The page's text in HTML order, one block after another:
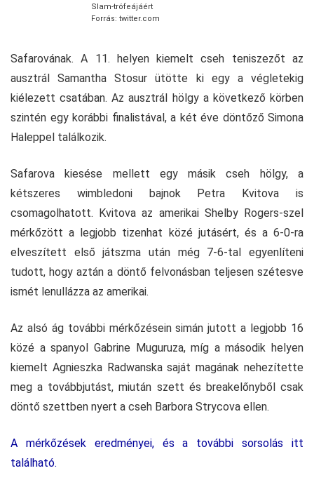
Slam-trófeájáért
Forrás: twitter.com
Safarovának. A 11. helyen kiemelt cseh teniszezőt az
ausztrál Samantha Stosur ütötte ki egy a végletekig
kiélezett csatában. Az ausztrál hölgy a következő körben
szintén egy korábbi finalistával, a két éve döntőző Simona
Haleppel találkozik.
Safarova kiesése mellett egy másik cseh hölgy, a
kétszeres wimbledoni bajnok Petra Kvitova is
csomagolhatott. Kvitova az amerikai Shelby Rogers-szel
mérkőzött a legjobb tizenhat közé jutásért, és a 6-0-ra
elveszített első játszma után még 7-6-tal egyenlíteni
tudott, hogy aztán a döntő felvonásban teljesen szétesve
ismét lenullázza az amerikai.
Az alsó ág további mérkőzésein simán jutott a legjobb 16
közé a spanyol Gabrine Muguruza, míg a második helyen
kiemelt Agnieszka Radwanska saját magának nehezítette
meg a továbbjutást, miután szett és breakelőnyből csak
döntő szettben nyert a cseh Barbora Strycova ellen.
A mérkőzések eredményei, és a további sorsolás itt
található.